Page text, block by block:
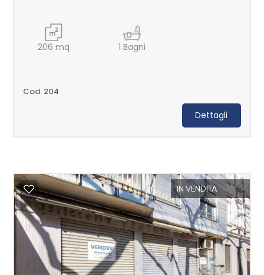
206 mq 1 Bagni
Cod. 204
Dettagli
IN VENDITA
Tipologia
Qualsiasi
Industriali
Terreni
Prezzo